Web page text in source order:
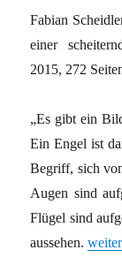
Fabian
einer
2015, 272
„Es gibt ein
Ein Engel ist
Begriff, sich
Augen sind
Flügel sind
aussehen.„Das